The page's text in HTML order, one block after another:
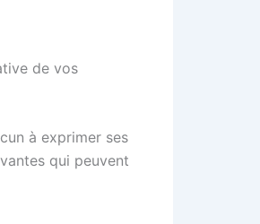
de vos
à exprimer ses
qui peuvent